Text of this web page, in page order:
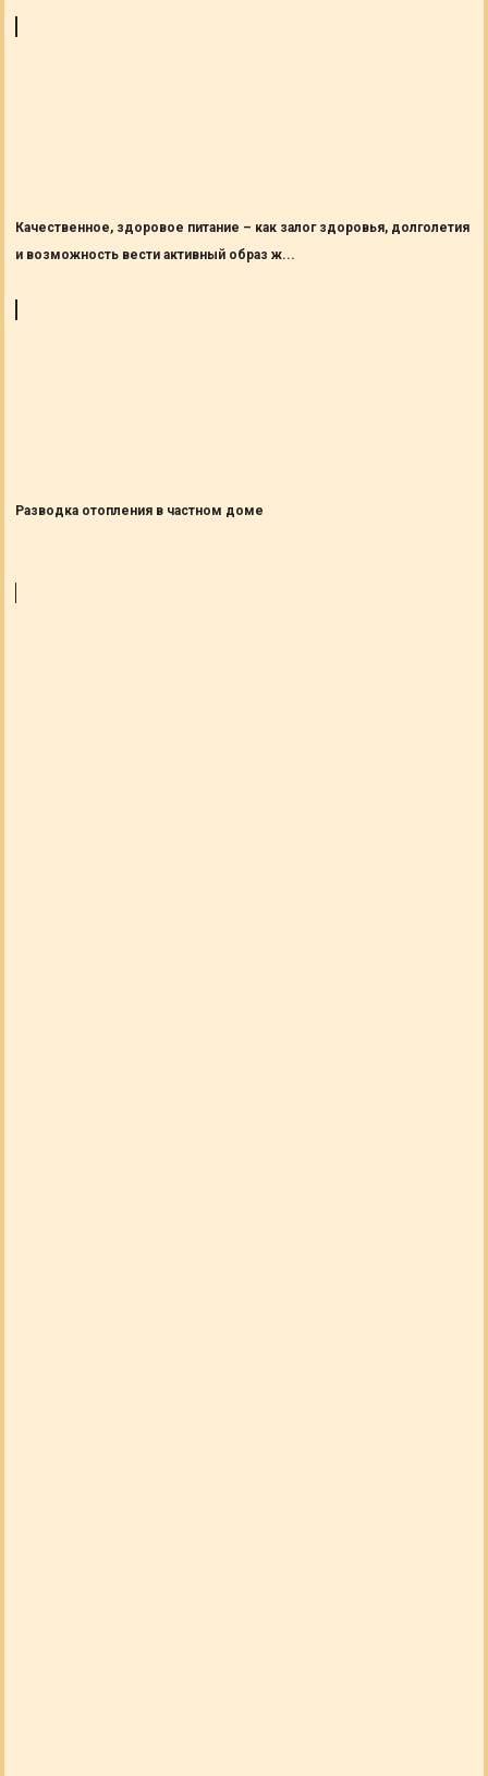
Качественное, здоровое питание – как залог здоровья, долголетия
и возможность вести активный образ ж...
Разводка отопления в частном доме